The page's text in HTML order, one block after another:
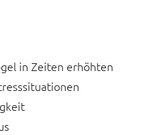
in Zeiten erhöhten